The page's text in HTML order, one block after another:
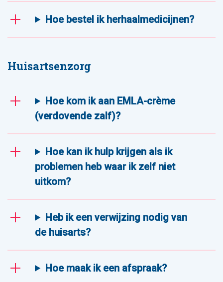
Hoe bestel ik herhaalmedicijnen?
Huisartsenzorg
Hoe kom ik aan EMLA-crème
(verdovende zalf)?
Hoe kan ik hulp krijgen als ik
problemen heb waar ik zelf niet
uitkom?
Heb ik een verwijzing nodig van
de huisarts?
Hoe maak ik een afspraak?